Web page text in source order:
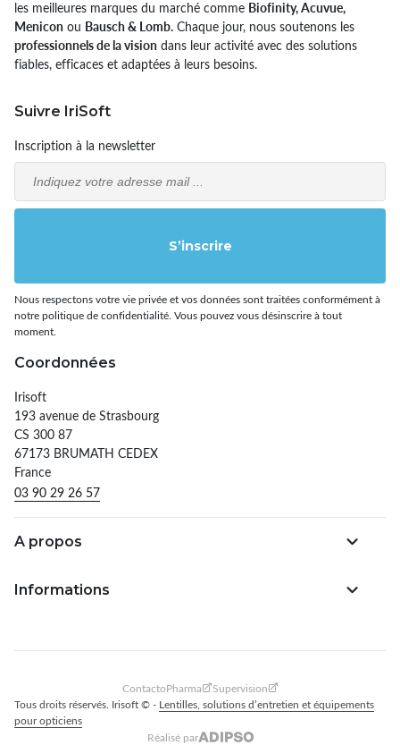
les meilleures marques du marché comme Biofinity, Acuvue,
Menicon ou Bausch & Lomb. Chaque jour, nous soutenons les
professionnels de la vision dans leur activité avec des solutions
fiables, efficaces et adaptées à leurs besoins.
Suivre IriSoft
Inscription à la newsletter
Email
S’inscrire
Nous respectons votre vie privée et vos données sont traitées conformément à
notre politique de confidentialité. Vous pouvez vous désinscrire à tout
moment.
Coordonnées
Irisoft
193 avenue de Strasbourg
CS 300 87
67173 BRUMATH CEDEX
France
03 90 29 26 57
A propos
Informations
ContactoPharma
Supervision
Tous droits réservés. Irisoft © - Lentilles, solutions d’entretien et équipements
pour opticiens
Réalisé par